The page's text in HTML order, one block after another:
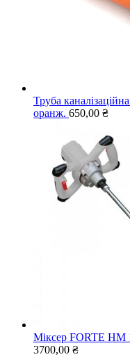
Труба
оранж. 650,00 ₴
Міксер FORTE HM
3700,00 ₴